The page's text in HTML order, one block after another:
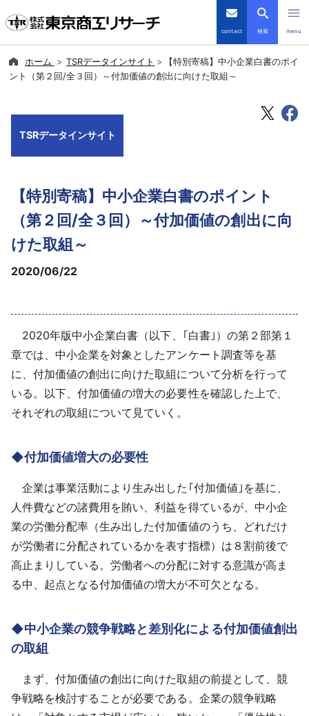
contact 検索 menu
倒産・注目企業情報
会社案内
よくあるご質問
English
ホーム TSRデータインサイト
【特別寄稿】中小企業白書のポイ
ント（第２回/全３回）～付加価値の創出に向けた取組～
TSRデータインサイト
【特別寄稿】中小企業白書のポイント
（第２回/全３回）～付加価値の創出に向
けた取組～
2020/06/22
2020年版中小企業白書（以下、｢白書｣）の第２部第１
章では、中小企業を対象としたアンケート調査等を基
に、付加価値の創出に向けた取組について分析を行って
いる。以下、付加価値の増大の必要性を確認した上で、
それぞれの取組について見ていく。
◆付加価値増大の必要性
企業は事業活動により生み出した｢付加価値｣を基に、
人件費などの諸費用を賄い、利益を得ているが、中小企
業の労働分配率（生み出した付加価値のうち、どれだけ
が労働者に分配されているかを表す指標）は８割前後で
高止まりしている。労働者への分配に対する意識が高ま
る中、起点となる付加価値の増大が不可欠となる。
◆中小企業の競争戦略と差別化による付加価値創出
の取組
まず、付加価値の創出に向けた取組の前提として、競
争戦略を検討することが必要である。企業の競争戦略